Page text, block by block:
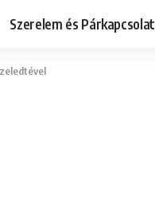
Szerelem és Párkapcsolat